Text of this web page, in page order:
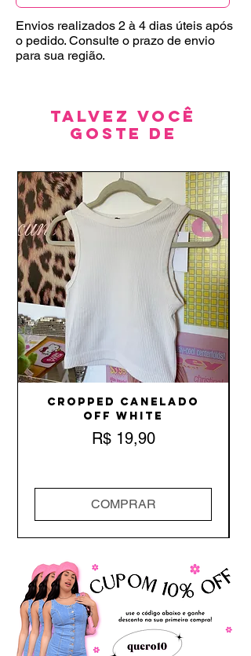
Envios realizados 2 à 4 dias úteis após
o pedido. Consulte o prazo de envio
para sua região.
Talvez você
goste de
Cropped Canelado
Off White
Preço
R$ 19,90
COMPRAR